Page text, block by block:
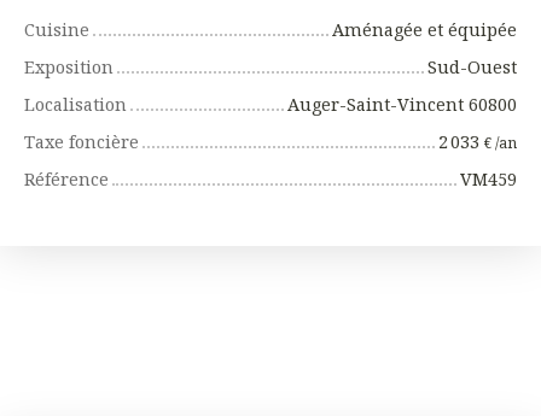
Cuisine
Aménagée et équipée
Exposition
Sud-Ouest
Localisation
Auger-Saint-Vincent 60800
Taxe foncière
2 033 € /an
Référence VM459